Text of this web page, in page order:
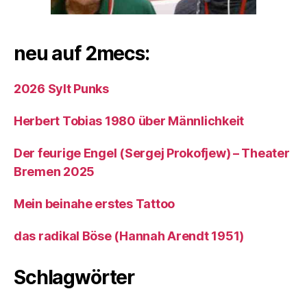
neu auf 2mecs:
2026 Sylt Punks
Herbert Tobias 1980 über Männlichkeit
Der feurige Engel (Sergej Prokofjew) – Theater
Bremen 2025
Mein beinahe erstes Tattoo
das radikal Böse (Hannah Arendt 1951)
Schlagwörter